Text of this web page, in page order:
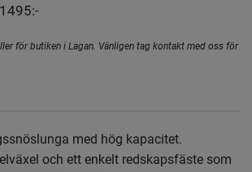
för butiken i Lagan. Vänligen tag kontakt med oss för
med hög kapacitet.
och ett enkelt redskapsfäste som